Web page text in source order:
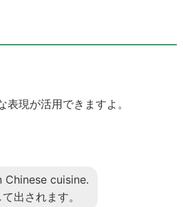
現が活用できますよ。
cuisine.
出されます。